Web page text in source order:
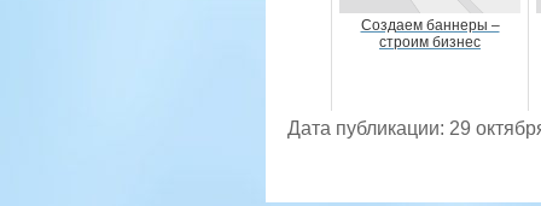
Создаем баннеры –
строим бизнес
Дата публикации: 29